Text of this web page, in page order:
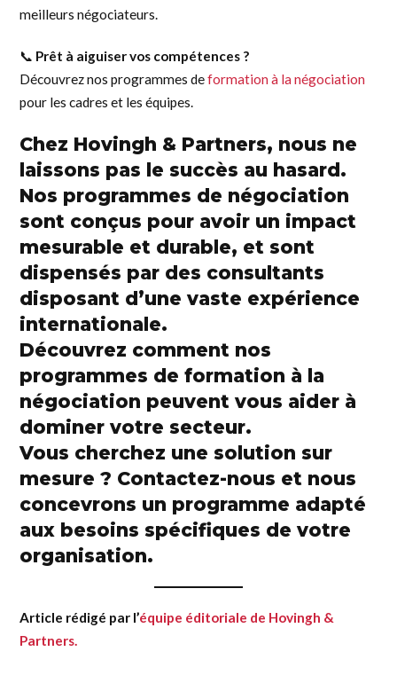
meilleurs négociateurs.
📞 Prêt à aiguiser vos compétences ?
Découvrez nos programmes deformation à la négociation
pour les cadres et les équipes.
Chez Hovingh & Partners, nous ne
laissons pas le succès au hasard.
Nos programmes de négociation
sont conçus pour avoir un impact
mesurable et durable, et sont
dispensés par des consultants
disposant d’une vaste expérience
internationale.
Découvrez comment nos
programmes de formation à la
négociation peuvent vous aider à
dominer votre secteur.
Vous cherchez une solution sur
mesure ? Contactez-nous et nous
concevrons un programme adapté
aux besoins spécifiques de votre
organisation.
Article rédigé par l’équipe éditoriale de Hovingh &
Partners.